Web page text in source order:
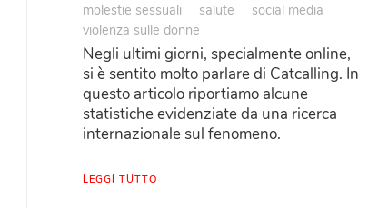
molestie sessuali
salute
social media
violenza sulle donne
Negli ultimi giorni, specialmente online,
si è sentito molto parlare di Catcalling. In
questo articolo riportiamo alcune
statistiche evidenziate da una ricerca
internazionale sul fenomeno.
LEGGI TUTTO